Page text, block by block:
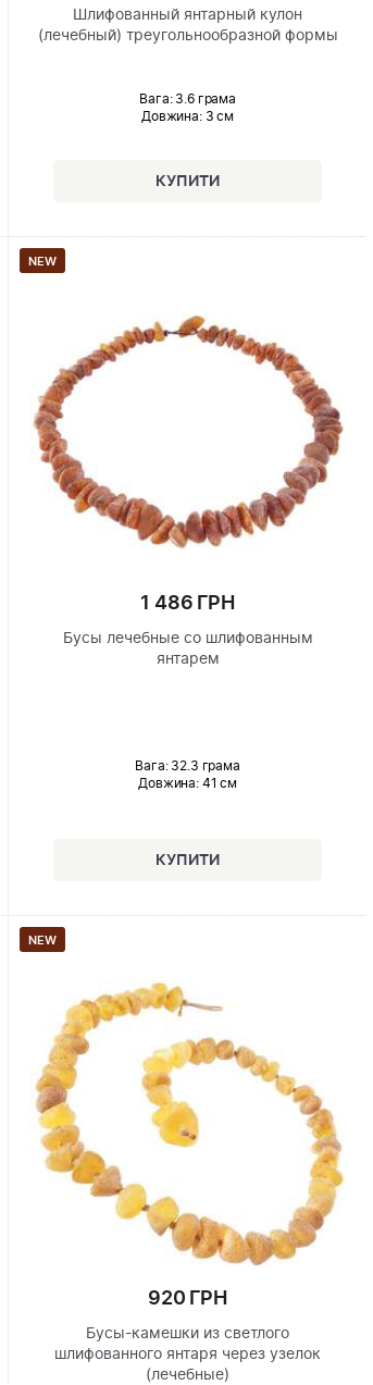
Шлифованный янтарный кулон
(лечебный) треугольнообразной формы
Вага: 3.6 грама
Довжина:3 см
NEW
1 486 ГРН
Бусы лечебные со шлифованным
янтарем
Вага: 32.3 грама
Довжина:41 см
NEW
920 ГРН
Бусы-камешки из светлого
шлифованного янтаря через узелок
(лечебные)